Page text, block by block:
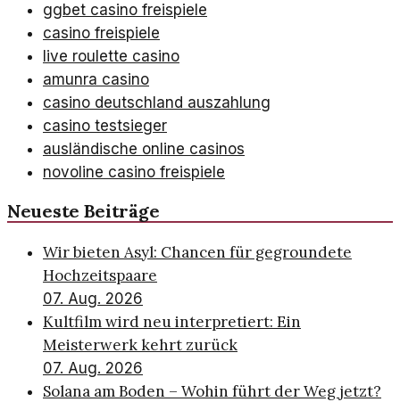
ggbet casino freispiele
casino freispiele
live roulette casino
amunra casino
casino deutschland auszahlung
casino testsieger
ausländische online casinos
novoline casino freispiele
Neueste Beiträge
Wir bieten Asyl: Chancen für gegroundete
Hochzeitspaare
07. Aug. 2026
Kultfilm wird neu interpretiert: Ein
Meisterwerk kehrt zurück
07. Aug. 2026
Solana am Boden – Wohin führt der Weg jetzt?